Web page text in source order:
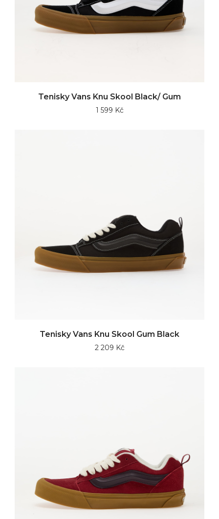
Tenisky Vans Knu Skool Black/ Gum
1 599 Kč
Tenisky Vans Knu Skool Gum Black
2 209 Kč